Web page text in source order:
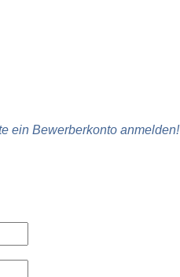
ein Bewerberkonto anmelden!